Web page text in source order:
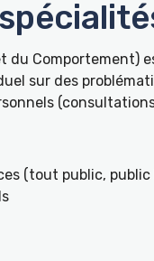
Comportement)
sur des
(tout public,